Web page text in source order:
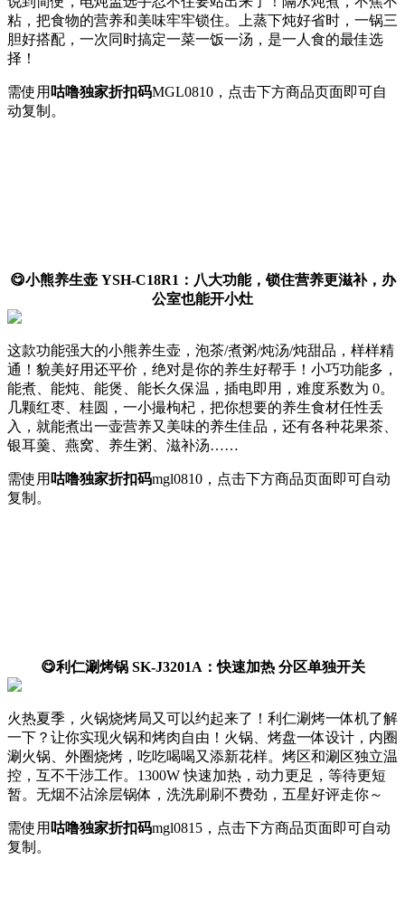
粘，把食物的营养和美味牢牢锁住。上蒸下炖好省时，一锅三
胆好搭配，一次同时搞定一菜一饭一汤，是一人食的最佳选
择！
需使用 咕噜独家折扣码MGL0810 ，点击下方商品页面即可自
动复制。
😋小熊养生壶 YSH-C18R1：八大功能，锁住营养更滋补，办
公室也能开小灶
这款功能强大的小熊养生壶，泡茶/煮粥/炖汤/炖甜品，样样精
通！貌美好用还平价，绝对是你的养生好帮手！小巧功能多，
能煮、能炖、能煲、能长久保温，插电即用，难度系数为 0。
几颗红枣、桂圆，一小撮枸杞，把你想要的养生食材任性丢
入，就能煮出一壶营养又美味的养生佳品，还有各种花果茶、
银耳羹、燕窝、养生粥、滋补汤……
需使用 咕噜独家折扣码mgl0810 ，点击下方商品页面即可自动
复制。
😋利仁涮烤锅 SK-J3201A：快速加热 分区单独开关
火热夏季，火锅烧烤局又可以约起来了！利仁涮烤一体机了解
一下？让你实现火锅和烤肉自由！火锅、烤盘一体设计，内圈
涮火锅、外圈烧烤，吃吃喝喝又添新花样。烤区和涮区独立温
控，互不干涉工作。1300W 快速加热，动力更足，等待更短
暂。无烟不沾涂层锅体，洗洗刷刷不费劲，五星好评走你～
需使用 咕噜独家折扣码mgl0815 ，点击下方商品页面即可自动
复制。